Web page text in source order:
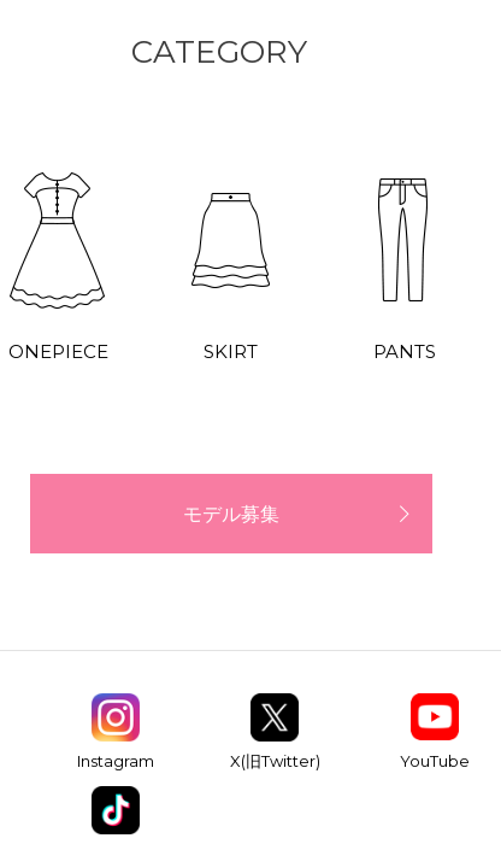
CATEGORY
ONEPIECE SKIRT PANTS
モデル募集
Instagram X(旧Twitter) YouTube